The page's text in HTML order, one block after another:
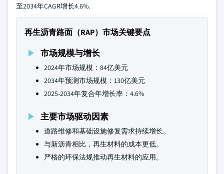
至2034年CAGR增长4.6%.
再生沥青路面（RAP）市场关键要点
市场规模与增长
2024年市场规模：84亿美元
2034年预测市场规模：130亿美元
2025-2034年复合年增长率：4.6%
主要市场驱动因素
道路维修和基础设施修复需求持续增长。
与新沥青相比，再生材料的成本更低。
严格的环保法规推动再生材料的应用。